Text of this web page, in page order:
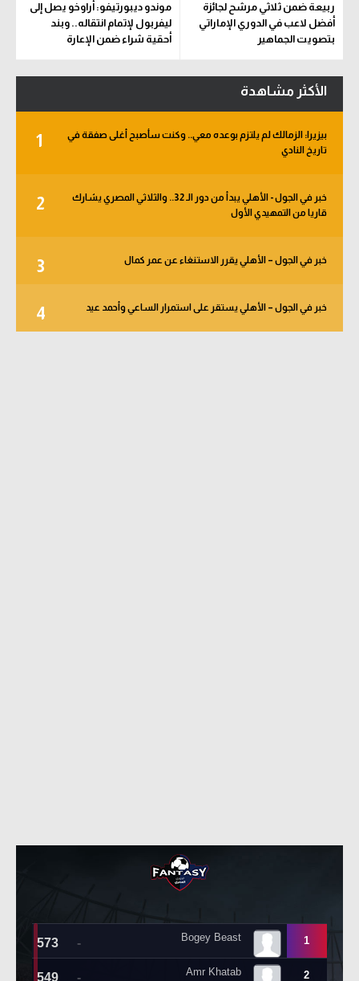
ربيعة ضمن ثلاثي مرشح لجائزة
أفضل لاعب في الدوري الإماراتي
بتصويت الجماهير
موندو ديبورتيفو: أراوخو يصل إلى
ليفربول لإتمام انتقاله.. وبند
أحقية شراء ضمن الإعارة
الأكثر مشاهدة
1
بيزيرا: الزمالك لم يلتزم بوعده معي.. وكنت سأصبح أغلى صفقة في
تاريخ النادي
2
خبر في الجول - الأهلي يبدأ من دور الـ 32.. والثلاثي المصري يشارك
قاريا من التمهيدي الأول
3 خبر في الجول – الأهلي يقرر الاستنغاء عن عمر كمال
4 خبر في الجول – الأهلي يستقر على استمرار الساعي وأحمد عيد